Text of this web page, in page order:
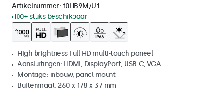
Artikelnummer: 10HB9M/U1
100+ stuks beschikbaar
High brightness Full HD multi-touch paneel
Aansluitingen: HDMI, DisplayPort, USB-C, VGA
Montage: inbouw, panel mount
Buitenmaat: 260 x 178 x 37 mm